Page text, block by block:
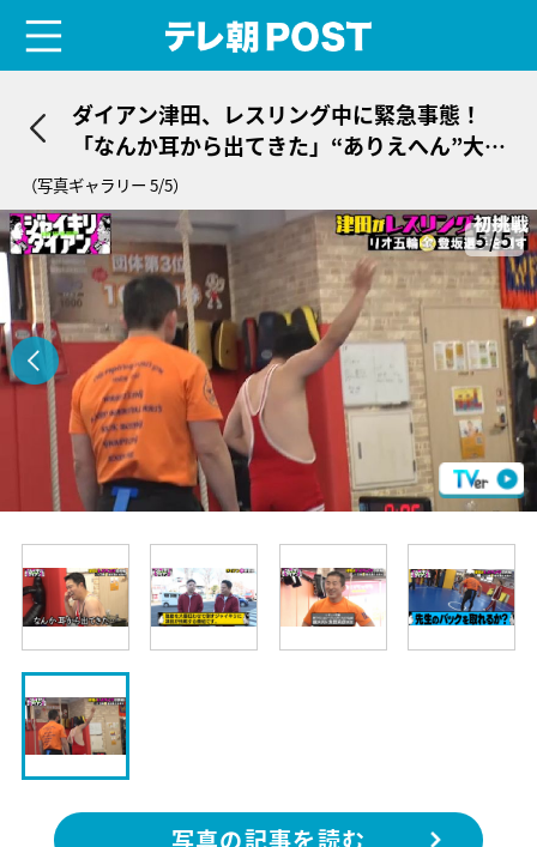
ダイアン津田、レスリング中に緊急事態！
「なんか耳から出てきた」“ありえへん”大き
さのものが出現
（写真ギャラリー 5/5）
5/5
写真の記事を読む